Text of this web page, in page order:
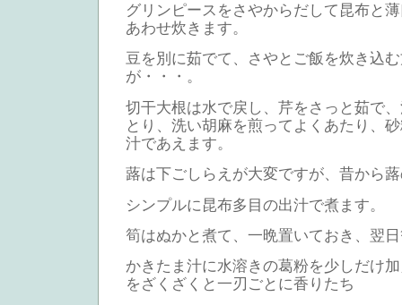
グリンピースをさやからだして昆布と
あわせ炊きます。
豆を別に茹でて、さやとご飯を炊き込
が・・・。
切干大根は水で戻し、芹をさっと茹で
とり、洗い胡麻を煎ってよくあたり、
汁であえます。
蕗は下ごしらえが大変ですが、昔から
シンプルに昆布多目の出汁で煮ます。
筍はぬかと煮て、一晩置いておき、翌
かきたま汁に水溶きの葛粉を少しだけ
をざくざくと一刃ごとに香りたち